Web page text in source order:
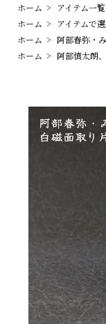
ホーム > アイテム一覧
ホーム > アイテムで
ホーム > 阿部春弥・
ホーム > 阿部慎太朗